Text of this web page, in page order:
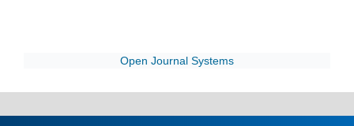
Open Journal Systems